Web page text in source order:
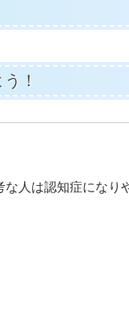
！
人は認知症になり